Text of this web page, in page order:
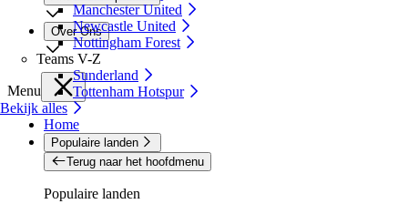
Manchester United
Newcastle United
Nottingham Forest
Teams V-Z
Sunderland
Tottenham Hotspur
Bekijk alles
Over Ons
Menu
Home
Populaire landen
Terug naar het hoofdmenu
Populaire landen